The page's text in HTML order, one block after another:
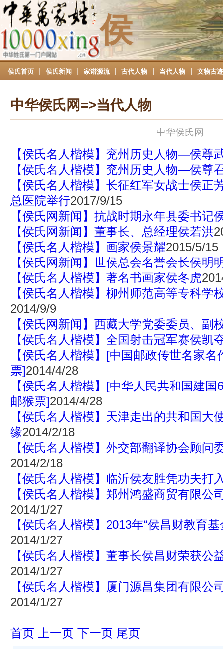
侯
侯氏首页 侯氏新闻 家谱源流 古代人物 当代人物 文物古迹
中华侯氏网=>当代人物
中华侯氏网
【侯氏名人楷模】兖州历史人物—侯尊
【侯氏名人楷模】兖州历史人物—侯尊
【侯氏名人楷模】长征红军女战士侯正
总医院举行2017/9/15
【侯氏网新闻】抗战时期永年县委书记
【侯氏网新闻】董事长、总经理侯若洪
【侯氏名人楷模】画家侯景耀2015/5/15
【侯氏网新闻】世侯总会名誉会长侯明
【侯氏名人楷模】著名书画家侯冬虎
【侯氏名人楷模】柳州师范高等专科学
2014/9/9
【侯氏网新闻】西藏大学党委委员、副
【侯氏名人楷模】全国射击冠军赛侯凯
【侯氏名人楷模】[中国邮政传世名家
票]2014/4/28
【侯氏名人楷模】[中华人民共和国建
邮猴票]2014/4/28
【侯氏名人楷模】天津走出的共和国大
缘2014/2/18
【侯氏名人楷模】外交部翻译协会顾问
2014/2/18
【侯氏名人楷模】临沂侯友胜凭功夫打
【侯氏名人楷模】郑州鸿盛商贸有限公
2014/1/27
【侯氏名人楷模】2013年“侯昌财教育
2014/1/27
【侯氏名人楷模】董事长侯昌财荣获公
2014/1/27
【侯氏名人楷模】厦门源昌集团有限公
2014/1/27
首页 上一页 下一页 尾页